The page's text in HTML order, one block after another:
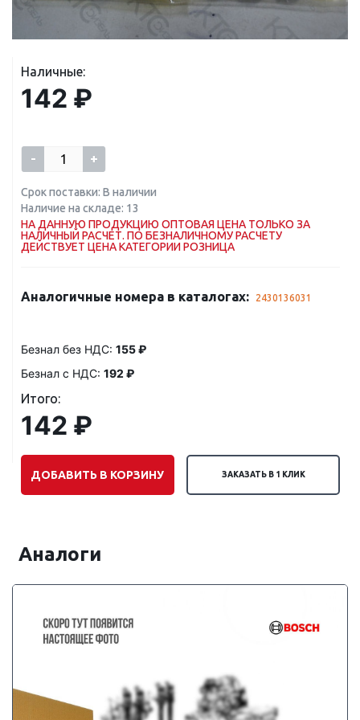
Наличные:
142 ₽
- +
Срок поставки: В наличии
Наличие на складе: 13
НА ДАННУЮ ПРОДУКЦИЮ ОПТОВАЯ ЦЕНА ТОЛЬКО ЗА
НАЛИЧНЫЙ РАСЧЕТ. ПО БЕЗНАЛИЧНОМУ РАСЧЕТУ
ДЕЙСТВУЕТ ЦЕНА КАТЕГОРИИ РОЗНИЦА
Аналогичные номера в каталогах: 2430136031
Безнал без НДС: 155 ₽
Безнал с НДС: 192 ₽
Итого:
142 ₽
ДОБАВИТЬ В КОРЗИНУ ЗАКАЗАТЬ В 1 КЛИК
Аналоги